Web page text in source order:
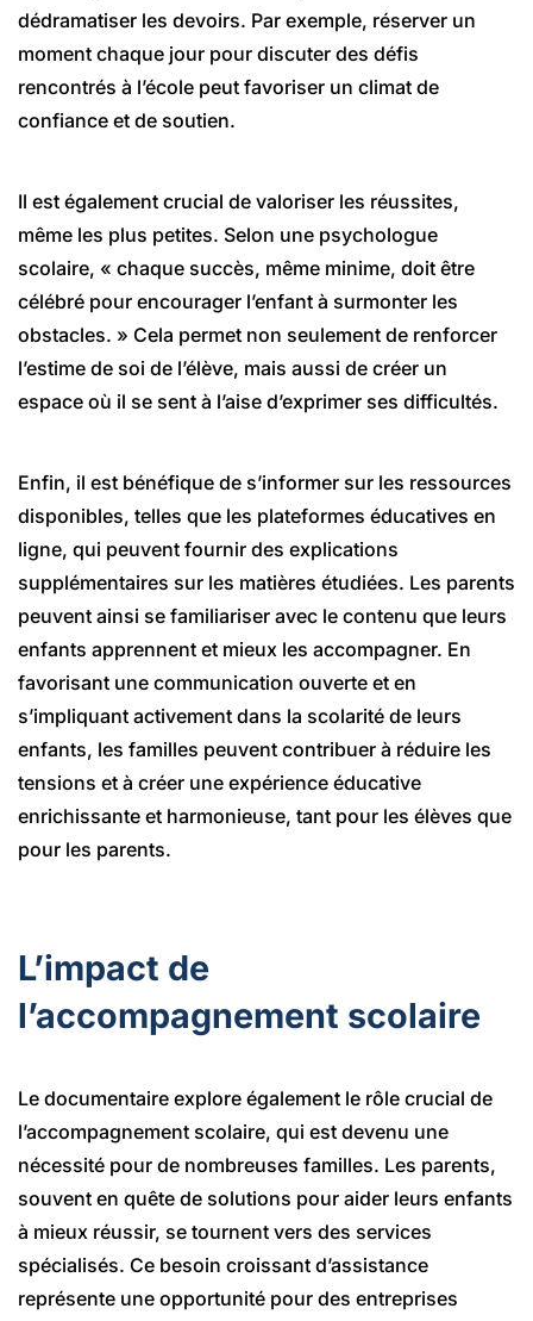
dédramatiser les devoirs. Par exemple, réserver un
moment chaque jour pour discuter des défis
rencontrés à l’école peut favoriser un climat de
confiance et de soutien.
Il est également crucial de valoriser les réussites,
même les plus petites. Selon une psychologue
scolaire, « chaque succès, même minime, doit être
célébré pour encourager l’enfant à surmonter les
obstacles. » Cela permet non seulement de renforcer
l’estime de soi de l’élève, mais aussi de créer un
espace où il se sent à l’aise d’exprimer ses difficultés.
Enfin, il est bénéfique de s’informer sur les ressources
disponibles, telles que les plateformes éducatives en
ligne, qui peuvent fournir des explications
supplémentaires sur les matières étudiées. Les parents
peuvent ainsi se familiariser avec le contenu que leurs
enfants apprennent et mieux les accompagner. En
favorisant une communication ouverte et en
s’impliquant activement dans la scolarité de leurs
enfants, les familles peuvent contribuer à réduire les
tensions et à créer une expérience éducative
enrichissante et harmonieuse, tant pour les élèves que
pour les parents.
L’impact de
l’accompagnement scolaire
Le documentaire explore également le rôle crucial de
l’accompagnement scolaire, qui est devenu une
nécessité pour de nombreuses familles. Les parents,
souvent en quête de solutions pour aider leurs enfants
à mieux réussir, se tournent vers des services
spécialisés. Ce besoin croissant d’assistance
représente une opportunité pour des entreprises